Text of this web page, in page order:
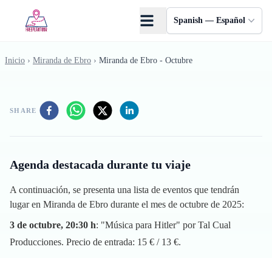
Spanish — Español
Inicio › Miranda de Ebro › Miranda de Ebro - Octubre
SHARE
Agenda destacada durante tu viaje
A continuación, se presenta una lista de eventos que tendrán
lugar en Miranda de Ebro durante el mes de octubre de 2025:
3 de octubre, 20:30 h: "Música para Hitler" por Tal Cual
Producciones. Precio de entrada: 15 € / 13 €.